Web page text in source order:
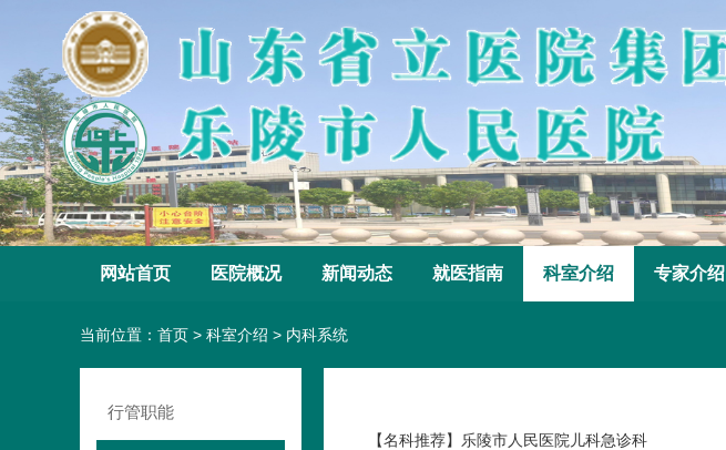
网站首页 医院概况 新闻动态 就医指南 科室介绍 专家介绍
当前位置： 首页 > 科室介绍 > 内科系统
行管职能
【名科推荐】乐陵市人民医院儿科急诊科